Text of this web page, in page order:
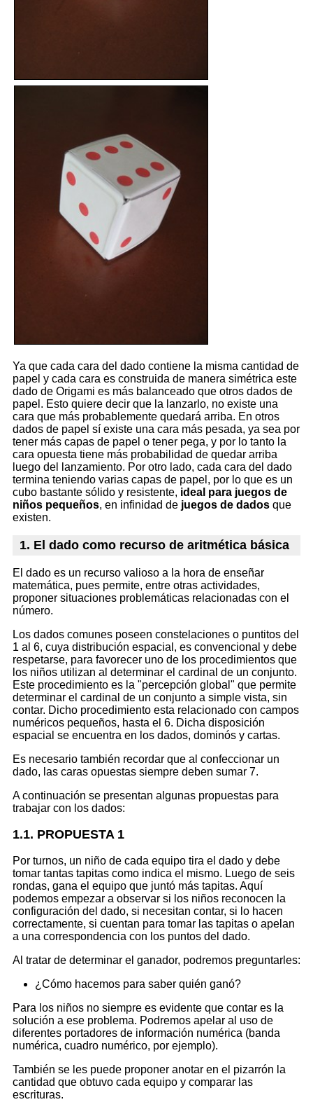
Ya que cada cara del dado contiene la misma cantidad de
papel y cada cara es construida de manera simétrica este
dado de Origami es más balanceado que otros dados de
papel. Esto quiere decir que la lanzarlo, no existe una
cara que más probablemente quedará arriba. En otros
dados de papel sí existe una cara más pesada, ya sea por
tener más capas de papel o tener pega, y por lo tanto la
cara opuesta tiene más probabilidad de quedar arriba
luego del lanzamiento. Por otro lado, cada cara del dado
termina teniendo varias capas de papel, por lo que es un
cubo bastante sólido y resistente, ideal para juegos de
niños pequeños, en infinidad de juegos de dados que
existen.
1. El dado como recurso de aritmética básica
El dado es un recurso valioso a la hora de enseñar
matemática, pues permite, entre otras actividades,
proponer situaciones problemáticas relacionadas con el
número.
Los dados comunes poseen constelaciones o puntitos del
1 al 6, cuya distribución espacial, es convencional y debe
respetarse, para favorecer uno de los procedimientos que
los niños utilizan al determinar el cardinal de un conjunto.
Este procedimiento es la "percepción global" que permite
determinar el cardinal de un conjunto a simple vista, sin
contar. Dicho procedimiento esta relacionado con campos
numéricos pequeños, hasta el 6. Dicha disposición
espacial se encuentra en los dados, dominós y cartas.
Es necesario también recordar que al confeccionar un
dado, las caras opuestas siempre deben sumar 7.
A continuación se presentan algunas propuestas para
trabajar con los dados:
1.1. PROPUESTA 1
Por turnos, un niño de cada equipo tira el dado y debe
tomar tantas tapitas como indica el mismo. Luego de seis
rondas, gana el equipo que juntó más tapitas. Aquí
podemos empezar a observar si los niños reconocen la
configuración del dado, si necesitan contar, si lo hacen
correctamente, si cuentan para tomar las tapitas o apelan
a una correspondencia con los puntos del dado.
Al tratar de determinar el ganador, podremos preguntarles:
¿Cómo hacemos para saber quién ganó?
Para los niños no siempre es evidente que contar es la
solución a ese problema. Podremos apelar al uso de
diferentes portadores de información numérica (banda
numérica, cuadro numérico, por ejemplo).
También se les puede proponer anotar en el pizarrón la
cantidad que obtuvo cada equipo y comparar las
escrituras.